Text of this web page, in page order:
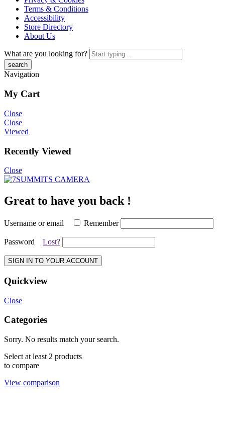
Terms & Conditions
Accessibility
Store Directory
About Us
What are you looking for?
Navigation
My Cart
Close
Close
Viewed
Recently Viewed
Close
Great to have you back !
Username or email Remember
Password Lost?
SIGN IN TO YOUR ACCOUNT
Quickview
Close
Categories
Sorry. No results match your search.
Select at least 2 products
to compare
View comparison